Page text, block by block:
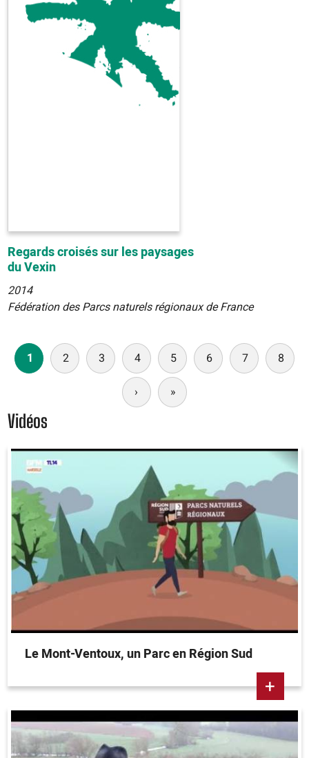
Regards croisés sur les paysages
du Vexin
2014
Fédération des Parcs naturels régionaux de France
Pagination
1 2 3 4 5 6 7 8
› Page
suivante
» Dernière
page
Vidéos
Le Mont-Ventoux, un Parc en Région Sud
+